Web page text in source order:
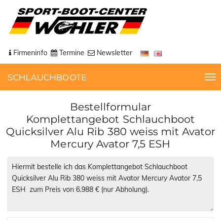
Firmeninfo Termine Newsletter
SCHLAUCHBOOTE
T
o
e
a
Bestellformular
Komplettangebot Schlauchboot
Quicksilver Alu Rib 380 weiss mit Avator
Mercury Avator 7,5 ESH